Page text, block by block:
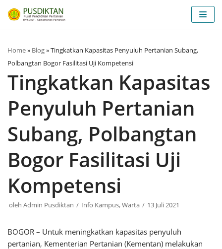
Lompat
ke
Home» Blog»Tingkatkan Kapasitas Penyuluh Pertanian Subang,
Polbangtan Bogor Fasilitasi Uji Kompetensi
Tingkatkan Kapasitas
Penyuluh Pertanian
Subang, Polbangtan
Bogor Fasilitasi Uji
Kompetensi
oleh Admin Pusdiktan Info Kampus,Warta 13 Juli 2021
BOGOR – Untuk meningkatkan kapasitas penyuluh
pertanian, Kementerian Pertanian (Kementan) melakukan